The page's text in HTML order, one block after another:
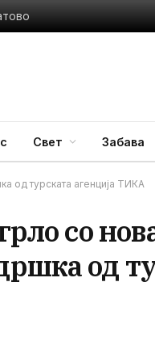
Свет Забава
од турската агенција ТИКА
со
од